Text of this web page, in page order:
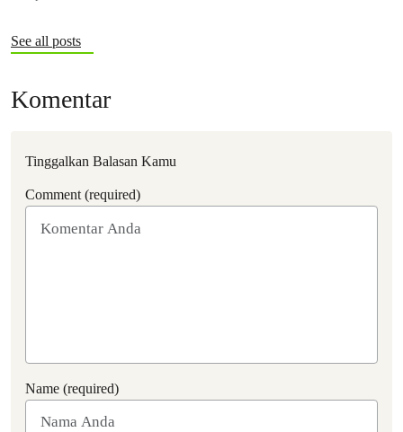
See all posts
Komentar
Tinggalkan Balasan Kamu
Comment (required)
Name (required)